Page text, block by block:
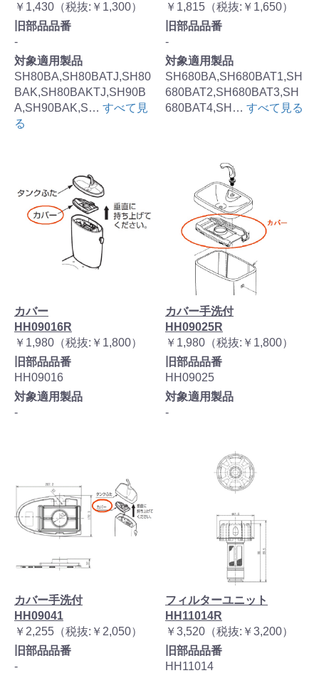
￥1,430（税抜:￥1,300）
旧部品品番
-
対象適用製品
SH80BA,SH80BATJ,SH80
BAK,SH80BAKTJ,SH90B
A,SH90BAK,S… すべて見
る
￥1,815（税抜:￥1,650）
旧部品品番
-
対象適用製品
SH680BA,SH680BAT1,SH
680BAT2,SH680BAT3,SH
680BAT4,SH… すべて見る
カバー
HH09016R
￥1,980（税抜:￥1,800）
旧部品品番
HH09016
対象適用製品
-
カバー手洗付
HH09025R
￥1,980（税抜:￥1,800）
旧部品品番
HH09025
対象適用製品
-
カバー手洗付
HH09041
￥2,255（税抜:￥2,050）
旧部品品番
-
フィルターユニット
HH11014R
￥3,520（税抜:￥3,200）
旧部品品番
HH11014